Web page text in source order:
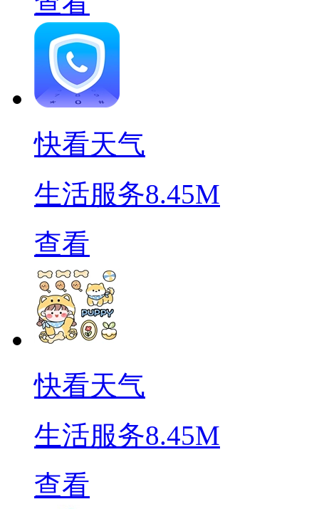
快看天气
生活服务8.45M
查看
快看天气
生活服务8.45M
查看